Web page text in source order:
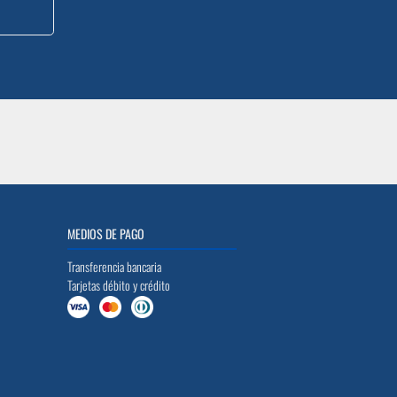
MEDIOS DE PAGO
Transferencia bancaria
Tarjetas débito y crédito